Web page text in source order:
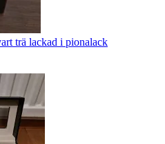
trä lackad i pionalack